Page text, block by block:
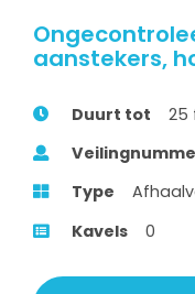
aanstekers,
Duurt tot
25
Type
Kavels
0